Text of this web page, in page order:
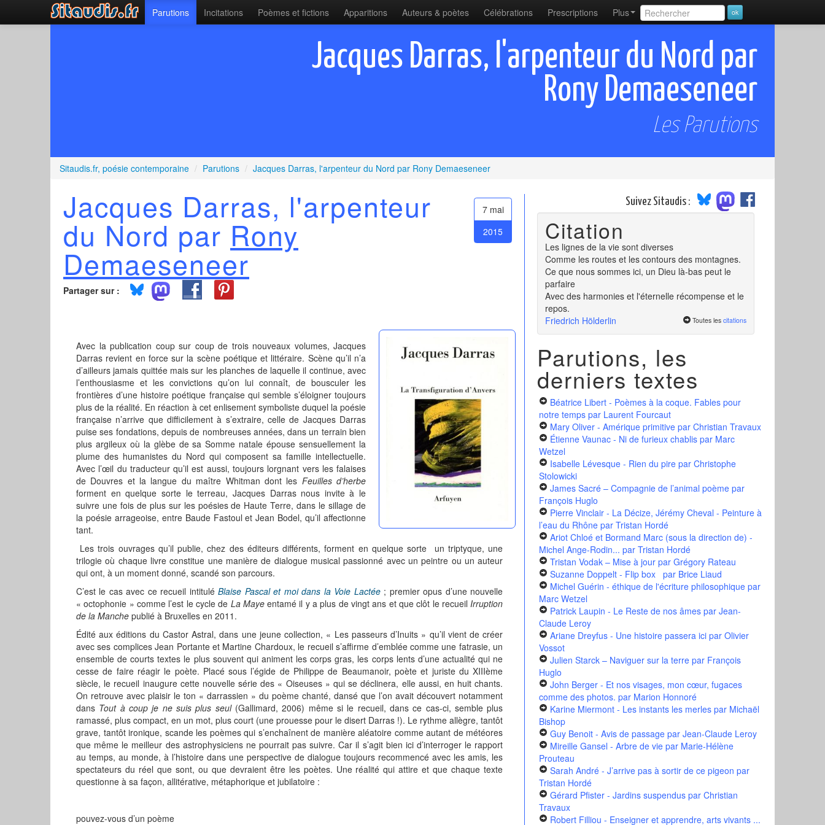
Parutions Incitations Poèmes et fictions Apparitions Auteurs & poètes Célébrations Prescriptions Plus
Jacques Darras, l'arpenteur du Nord par
Rony Demaeseneer
Les Parutions
Sitaudis.fr, poésie contemporaine / Parutions / Jacques Darras, l'arpenteur du Nord par Rony Demaeseneer
7 mai
2015
Jacques Darras, l'arpenteur
du Nord par Rony
Demaeseneer
Partager sur :
Avec la publication coup sur coup de trois nouveaux volumes, Jacques
Darras revient en force sur la scène poétique et littéraire. Scène qu’il n’a
d’ailleurs jamais quittée mais sur les planches de laquelle il continue, avec
l’enthousiasme et les convictions qu’on lui connaît, de bousculer les
frontières d’une histoire poétique française qui semble s’éloigner toujours
plus de la réalité. En réaction à cet enlisement symboliste duquel la poésie
française n’arrive que difficilement à s’extraire, celle de Jacques Darras
puise ses fondations, depuis de nombreuses années, dans un terrain bien
plus argileux où la glèbe de sa Somme natale épouse sensuellement la
plume des humanistes du Nord qui composent sa famille intellectuelle.
Avec l’œil du traducteur qu’il est aussi, toujours lorgnant vers les falaises
de Douvres et la langue du maître Whitman dont les Feuilles d’herbe
forment en quelque sorte le terreau, Jacques Darras nous invite à le
suivre une fois de plus sur les poésies de Haute Terre, dans le sillage de
la poésie arrageoise, entre Baude Fastoul et Jean Bodel, qu’il affectionne
tant.
Les trois ouvrages qu’il publie, chez des éditeurs différents, forment en quelque sorte un triptyque, une
trilogie où chaque livre constitue une manière de dialogue musical passionné avec un peintre ou un auteur
qui ont, à un moment donné, scandé son parcours.
C’est le cas avec ce recueil intituléBlaise Pascal et moi dans la Voie Lactée ; premier opus d’une nouvelle
« octophonie » comme l’est le cycle de La Mayeentamé il y a plus de vingt ans et que clôt le recueil Irruption
de la Manche publié à Bruxelles en 2011.
Édité aux éditions du Castor Astral, dans une jeune collection, « Les passeurs d’Inuits » qu’il vient de créer
avec ses complices Jean Portante et Martine Chardoux, le recueil s’affirme d’emblée comme une fatrasie, un
ensemble de courts textes le plus souvent qui animent les corps gras, les corps lents d’une actualité qui ne
cesse de faire réagir le poète. Placé sous l’égide de Philippe de Beaumanoir, poète et juriste du XIIIème
siècle, le recueil inaugure cette nouvelle série des « Oiseuses » qui se déclinera, elle aussi, en huit chants.
On retrouve avec plaisir le ton « darrassien » du poème chanté, dansé que l’on avait découvert notamment
dans Tout à coup je ne suis plus seul(Gallimard, 2006) même si le recueil, dans ce cas-ci, semble plus
ramassé, plus compact, en un mot, plus court (une prouesse pour le disert Darras !). Le rythme allègre, tantôt
grave, tantôt ironique, scande les poèmes qui s’enchaînent de manière aléatoire comme autant de météores
que même le meilleur des astrophysiciens ne pourrait pas suivre. Car il s’agit bien ici d’interroger le rapport
au temps, au monde, à l’histoire dans une perspective de dialogue toujours recommencé avec les amis, les
spectateurs du réel que sont, ou que devraient être les poètes. Une réalité qui attire et que chaque texte
questionne à sa façon, allitérative, métaphorique et jubilatoire :
pouvez-vous d’un poème
Suivez Sitaudis :
Citation
Les lignes de la vie sont diverses
Comme les routes et les contours des montagnes.
Ce que nous sommes ici, un Dieu là-bas peut le
parfaire
Avec des harmonies et l'éternelle récompense et le
repos.
Friedrich Hölderlin
Toutes les citations
Parutions, les
derniers textes
Béatrice Libert - Poèmes à la coque. Fables pour
notre tempspar Laurent Fourcaut
Mary Oliver - Amérique primitivepar Christian Travaux
Étienne Vaunac - Ni de furieux chablispar Marc
Wetzel
Isabelle Lévesque - Rien du pirepar Christophe
Stolowicki
James Sacré – Compagnie de l’animal poèmepar
François Huglo
Pierre Vinclair - La Décize, Jérémy Cheval - Peinture à
l’eau du Rhônepar Tristan Hordé
Ariot Chloé et Bormand Marc (sous la direction de) -
Michel Ange-Rodin... par Tristan Hordé
Tristan Vodak – Mise à jourpar Grégory Rateau
Suzanne Doppelt - Flip box par Brice Liaud
Michel Guérin - éthique de l'écriture philosophiquepar
Marc Wetzel
Patrick Laupin - Le Reste de nos âmespar Jean-
Claude Leroy
Ariane Dreyfus - Une histoire passera icipar Olivier
Vossot
Julien Starck – Naviguer sur la terrepar François
Huglo
John Berger - Et nos visages, mon cœur, fugaces
comme des photos. par Marion Honnoré
Karine Miermont - Les instants les merlespar Michaël
Bishop
Guy Benoit - Avis de passagepar Jean-Claude Leroy
Mireille Gansel - Arbre de viepar Marie-Hélène
Prouteau
Sarah André - J’arrive pas à sortir de ce pigeon par
Tristan Hordé
Gérard Pfister - Jardins suspenduspar Christian
Travaux
Robert Filliou - Enseigner et apprendre, arts vivants ...